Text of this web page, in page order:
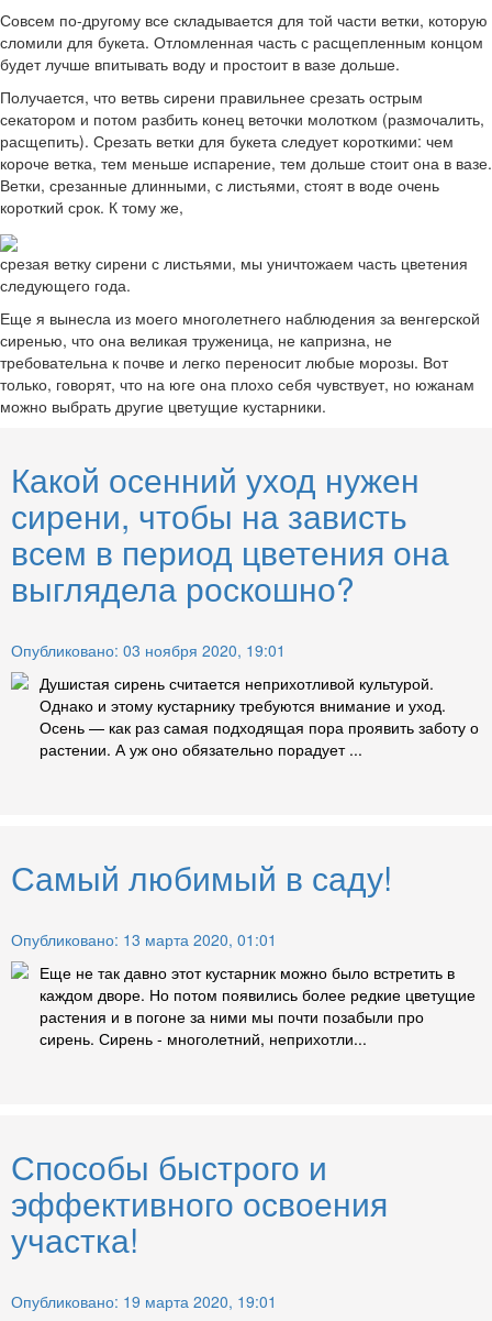
Совсем по-другому все складывается для той части ветки, которую
сломили для букета. Отломленная часть с расщепленным концом
будет лучше впитывать воду и простоит в вазе дольше.
Получается, что ветвь сирени правильнее срезать острым
секатором и потом разбить конец веточки молотком (размочалить,
расщепить). Срезать ветки для букета следует короткими: чем
короче ветка, тем меньше испарение, тем дольше стоит она в вазе.
Ветки, срезанные длинными, с листьями, стоят в воде очень
короткий срок. К тому же,
срезая ветку сирени с листьями, мы уничтожаем часть цветения
следующего года.
Еще я вынесла из моего многолетнего наблюдения за венгерской
сиренью, что она великая труженица, не капризна, не
требовательна к почве и легко переносит любые морозы. Вот
только, говорят, что на юге она плохо себя чувствует, но южанам
можно выбрать другие цветущие кустарники.
Какой осенний уход нужен
сирени, чтобы на зависть
всем в период цветения она
выглядела роскошно?
Опубликовано: 03 ноября 2020, 19:01
Душистая сирень считается неприхотливой культурой.
Однако и этому кустарнику требуются внимание и уход.
Осень — как раз самая подходящая пора проявить заботу о
растении. А уж оно обязательно порадует ...
Самый любимый в саду!
Опубликовано: 13 марта 2020, 01:01
Еще не так давно этот кустарник можно было встретить в
каждом дворе. Но потом появились более редкие цветущие
растения и в погоне за ними мы почти позабыли про
сирень. Сирень - многолетний, неприхотли...
Способы быстрого и
эффективного освоения
участка!
Опубликовано: 19 марта 2020, 19:01